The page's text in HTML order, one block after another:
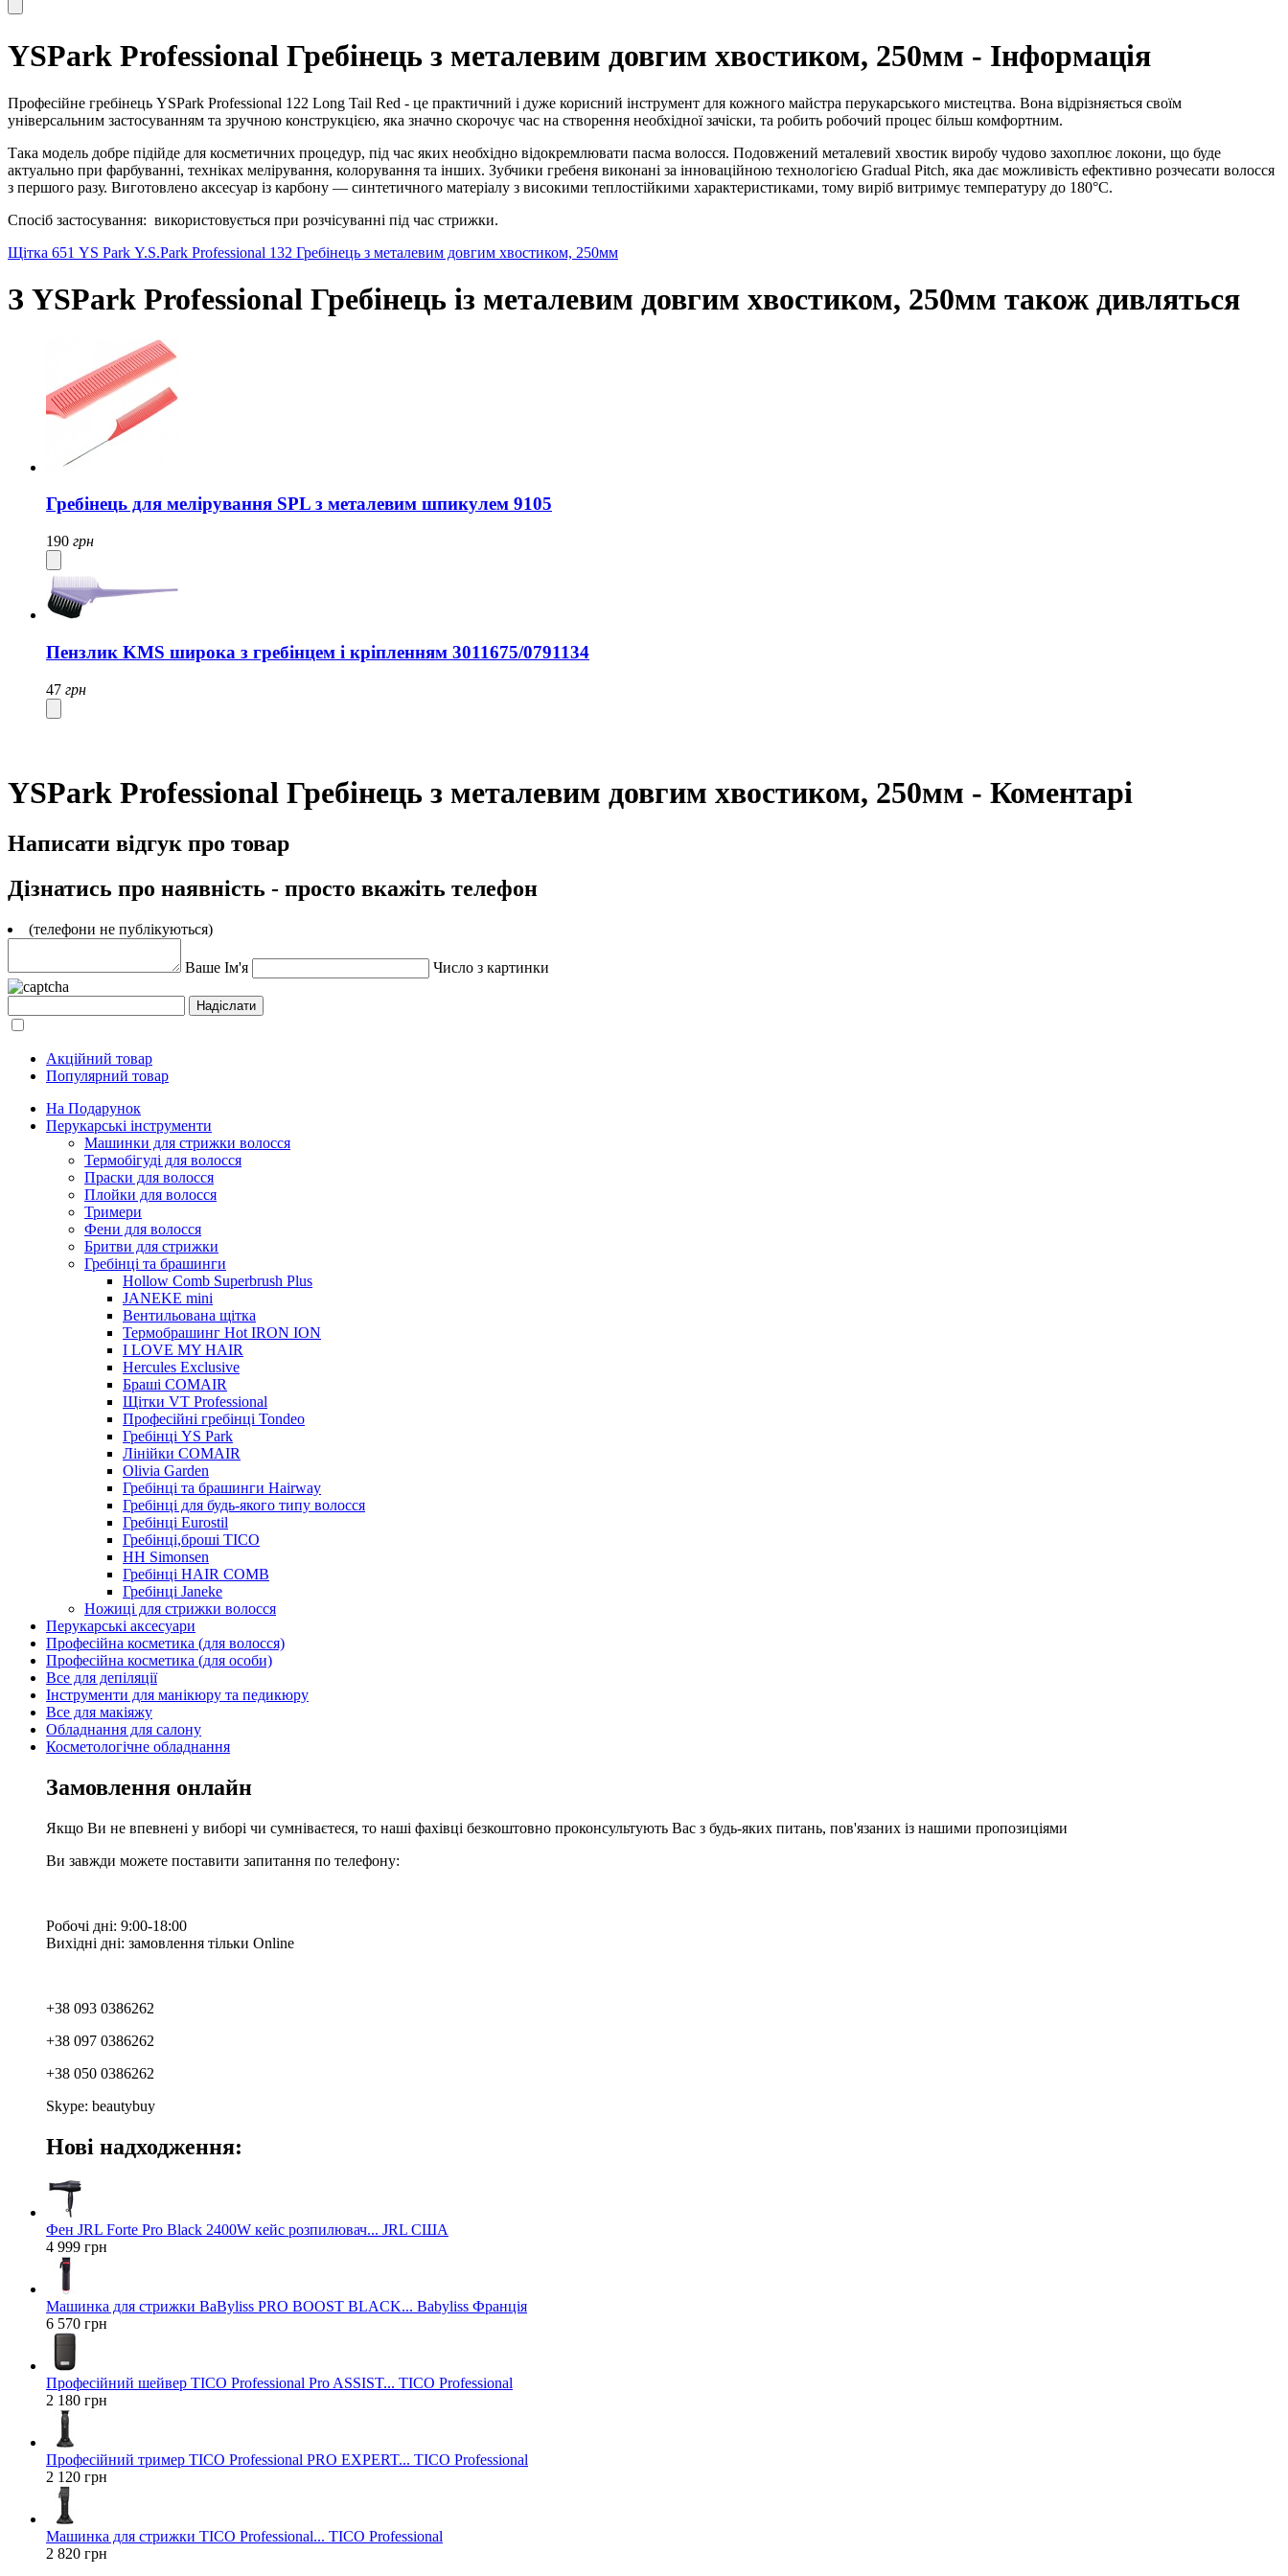
YSPark Professional Гребінець з металевим довгим хвостиком, 250мм - Інформація
Професійне гребінець YSPark Professional 122 Long Tail Red - це практичний і дуже корисний інструмент для кожного майстра перукарського мистецтва. Вона відрізняється своїм
універсальним застосуванням та зручною конструкцією, яка значно скорочує час на створення необхідної зачіски, та робить робочий процес більш комфортним.
Така модель добре підійде для косметичних процедур, під час яких необхідно відокремлювати пасма волосся. Подовжений металевий хвостик виробу чудово захоплює локони, що буде
актуально при фарбуванні, техніках мелірування, колорування та інших. Зубчики гребеня виконані за інноваційною технологією Gradual Pitch, яка дає можливість ефективно розчесати волосся
з першого разу. Виготовлено аксесуар із карбону — синтетичного матеріалу з високими теплостійкими характеристиками, тому виріб витримує температуру до 180°С.
Спосіб застосування: використовується при розчісуванні під час стрижки.
Щітка 651 YS Park Y.S.Park Professional 132 Гребінець з металевим довгим хвостиком, 250мм
З YSPark Professional Гребінець із металевим довгим хвостиком, 250мм також дивляться
Гребінець для мелірування SPL з металевим шпикулем 9105
190 грн
Пензлик KMS широка з гребінцем і кріпленням 3011675/0791134
47 грн
YSPark Professional Гребінець з металевим довгим хвостиком, 250мм - Коментарі
Написати відгук про товар
Дізнатись про наявність - просто вкажіть телефон
(телефони не публікуються)
Ваше Ім'я Число з картинки
Акційний товар
Популярний товар
На Подарунок
Перукарські інструменти
Машинки для стрижки волосся
Термобігуді для волосся
Праски для волосся
Плойки для волосся
Тримери
Фени для волосся
Бритви для стрижки
Гребінці та брашинги
Hollow Comb Superbrush Plus
JANEKE mini
Вентильована щітка
Термобрашинг Hot IRON ION
I LOVE MY HAIR
Hercules Exclusive
Браші COMAIR
Щітки VT Professional
Професійні гребінці Tondeo
Гребінці YS Park
Лінійки COMAIR
Olivia Garden
Гребінці та брашинги Hairway
Гребінці для будь-якого типу волосся
Гребінці Eurostil
Гребінці,броші TICO
HH Simonsen
Гребінці HAIR COMB
Гребінці Janeke
Ножиці для стрижки волосся
Перукарські аксесуари
Професійна косметика (для волосся)
Професійна косметика (для особи)
Все для депіляції
Інструменти для манікюру та педикюру
Все для макіяжу
Обладнання для салону
Косметологічне обладнання
Замовлення онлайн
Якщо Ви не впевнені у виборі чи сумніваєтеся, то наші фахівці безкоштовно проконсультують Вас з будь-яких питань, пов'язаних із нашими пропозиціями
Ви завжди можете поставити запитання по телефону:
Робочі дні: 9:00-18:00
Вихідні дні: замовлення тільки Online
+38 093 0386262
+38 097 0386262
+38 050 0386262
Skype: beautybuy
Нові надходження:
Фен JRL Forte Pro Black 2400W кейс розпилювач... JRL США
4 999 грн
Машинка для стрижки BaByliss PRO BOOST BLACK... Babyliss Франція
6 570 грн
Професійний шейвер TICO Professional Pro ASSIST... TICO Professional
2 180 грн
Професійний тример TICO Professional PRO EXPERT... TICO Professional
2 120 грн
Машинка для стрижки TICO Professional... TICO Professional
2 820 грн